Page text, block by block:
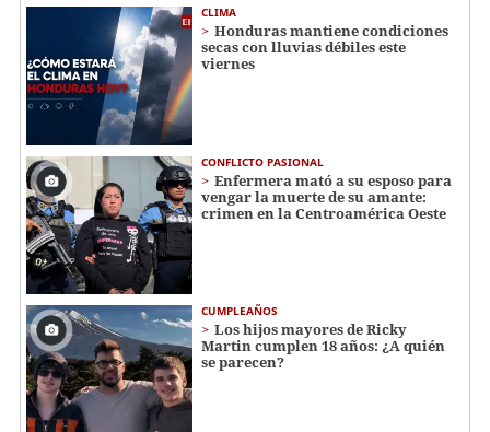
CLIMA
Honduras mantiene condiciones
secas con lluvias débiles este
viernes
CONFLICTO PASIONAL
Enfermera mató a su esposo para
vengar la muerte de su amante:
crimen en la Centroamérica Oeste
CUMPLEAÑOS
Los hijos mayores de Ricky
Martin cumplen 18 años: ¿A quién
se parecen?